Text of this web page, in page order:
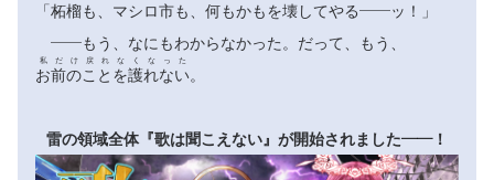
「柘榴も、マシロ市も、何もかもを壊してやる――ッ！」
――もう、なにもわからなかった。だって、もう、
お前のことを護れない
私だけ戻れなくなった
。
雷の領域全体『歌は聞こえない』が開始されました――！